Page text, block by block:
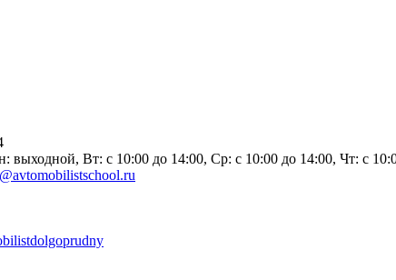
выходной, Вт: с 10:00 до 14:00, Ср: с 10:00 до 14:00, Чт: с